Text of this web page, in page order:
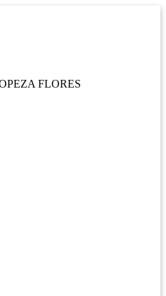
FLORES